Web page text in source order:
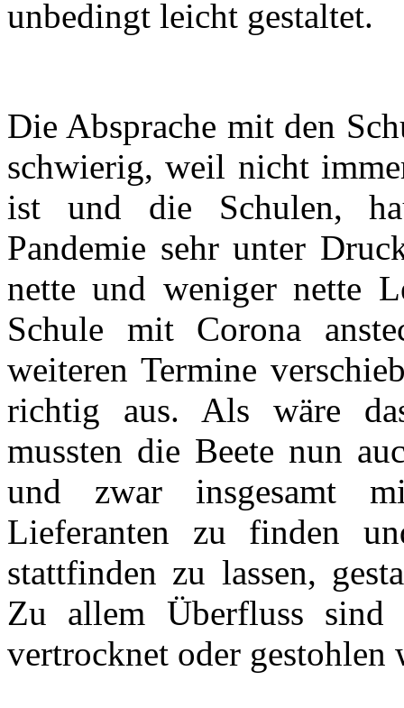
unbedingt leicht gestaltet.
Die Absprache mit den
schwierig, weil nicht
ist und die Schulen,
Pandemie sehr unter
nette und weniger nette
Schule mit Corona
weiteren Termine
richtig aus. Als wäre
mussten die Beete nun
und zwar insgesamt
Lieferanten zu finden
stattfinden zu lassen,
Zu allem Überfluss sind
vertrocknet oder gestohlen